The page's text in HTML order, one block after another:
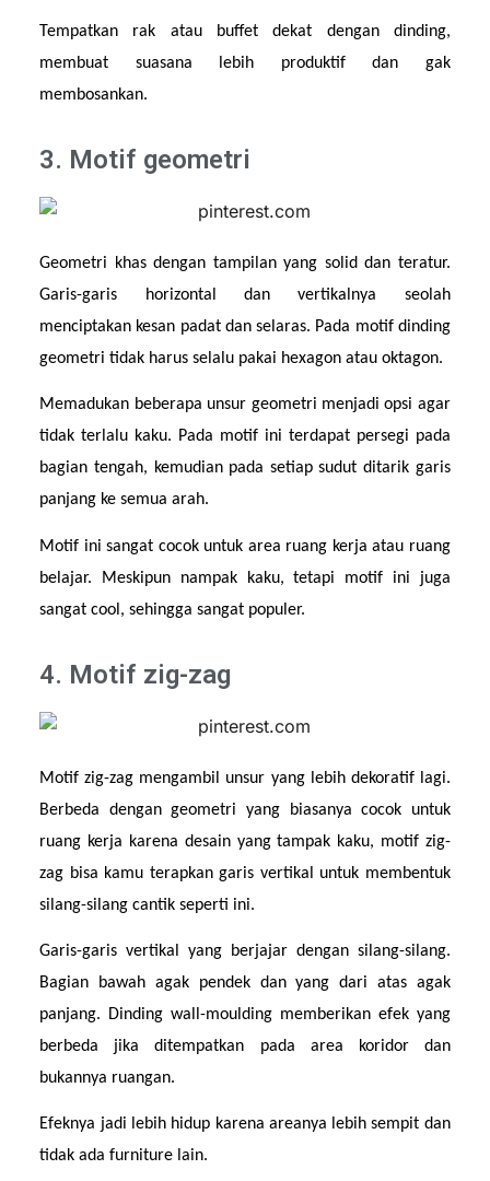
Tempatkan rak atau buffet dekat dengan dinding,
membuat suasana lebih produktif dan gak
membosankan.
3. Motif geometri
Geometri khas dengan tampilan yang solid dan teratur.
Garis-garis horizontal dan vertikalnya seolah
menciptakan kesan padat dan selaras. Pada motif dinding
geometri tidak harus selalu pakai hexagon atau oktagon.
Memadukan beberapa unsur geometri menjadi opsi agar
tidak terlalu kaku. Pada motif ini terdapat persegi pada
bagian tengah, kemudian pada setiap sudut ditarik garis
panjang ke semua arah.
Motif ini sangat cocok untuk area ruang kerja atau ruang
belajar. Meskipun nampak kaku, tetapi motif ini juga
sangat cool, sehingga sangat populer.
4. Motif zig-zag
Motif zig-zag mengambil unsur yang lebih dekoratif lagi.
Berbeda dengan geometri yang biasanya cocok untuk
ruang kerja karena desain yang tampak kaku, motif zig-
zag bisa kamu terapkan garis vertikal untuk membentuk
silang-silang cantik seperti ini.
Garis-garis vertikal yang berjajar dengan silang-silang.
Bagian bawah agak pendek dan yang dari atas agak
panjang. Dinding wall-moulding memberikan efek yang
berbeda jika ditempatkan pada area koridor dan
bukannya ruangan.
Efeknya jadi lebih hidup karena areanya lebih sempit dan
tidak ada furniture lain.